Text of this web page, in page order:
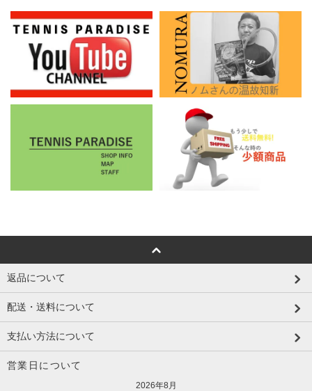
返品について
配送・送料について
支払い方法について
営業日について
2026年8月